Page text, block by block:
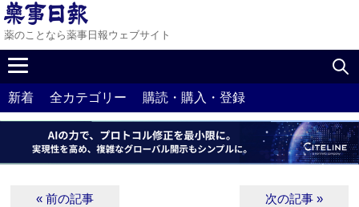
薬のことなら薬事日報ウェブサイト
新着 全カテゴリー 購読・購入・登録
« 前の記事 次の記事 »